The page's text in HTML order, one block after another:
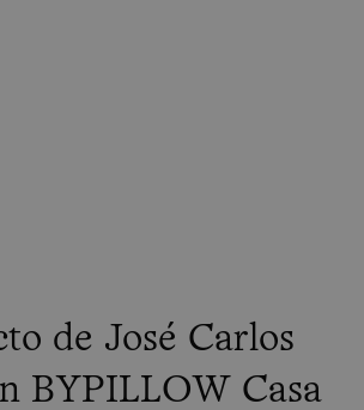
de José Carlos
BYPILLOW Casa